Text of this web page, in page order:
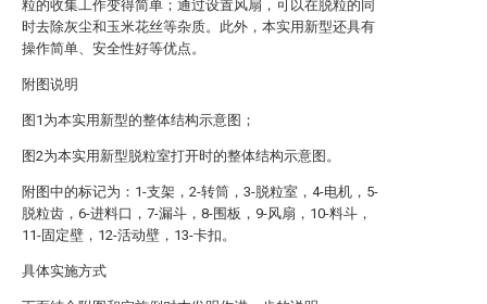
粒的收集工作变得简单；通过设置风扇，可以在脱粒的同
时去除灰尘和玉米花丝等杂质。此外，本实用新型还具有
操作简单、安全性好等优点。
附图说明
图1为本实用新型的整体结构示意图；
图2为本实用新型脱粒室打开时的整体结构示意图。
附图中的标记为：1-支架，2-转筒，3-脱粒室，4-电机，5-
脱粒齿，6-进料口，7-漏斗，8-围板，9-风扇，10-料斗，
11-固定壁，12-活动壁，13-卡扣。
具体实施方式